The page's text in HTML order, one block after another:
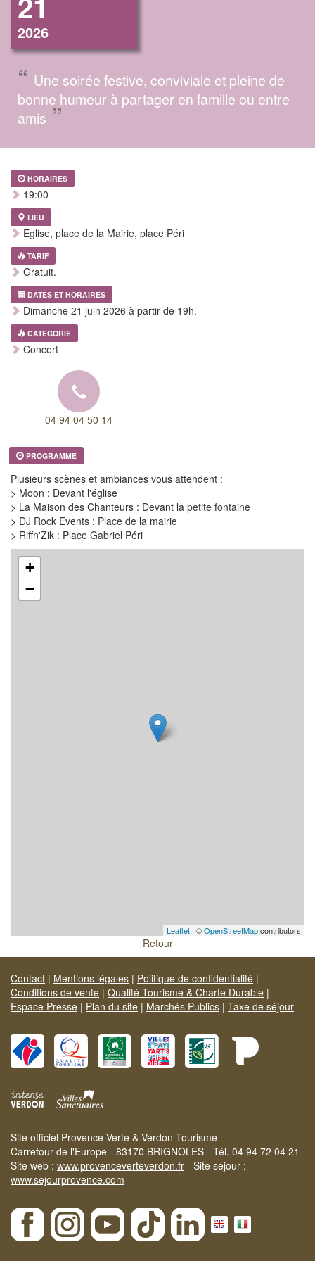
2026
“ Une soirée festive, conviviale et pleine de
bonne humeur à partager en famille ou entre
amis”
HORAIRES
19:00
LIEU
Eglise, place de la Mairie, place Péri
TARIF
Gratuit.
DATES ET HORAIRES
Dimanche 21 juin 2026 à partir de 19h.
CATEGORIE
Concert
04 94 04 50 14
PROGRAMME
Plusieurs scènes et ambiances vous attendent :
> Moon : Devant l'église
> La Maison des Chanteurs : Devant la petite fontaine
> DJ Rock Events : Place de la mairie
> Riffn'Zik : Place Gabriel Péri
+
−
Leaflet | ©OpenStreetMapcontributors
Retour
Contact | Mentions légales | Politique de confidentialité |
Conditions de vente | Qualité Tourisme & Charte Durable |
Espace Presse | Plan du site | Marchés Publics | Taxe de séjour
Site officiel Provence Verte & Verdon Tourisme
Carrefour de l'Europe - 83170 BRIGNOLES - Tél. 04 94 72 04 21
Site web : www.provenceverteverdon.fr - Site séjour :
www.sejourprovence.com